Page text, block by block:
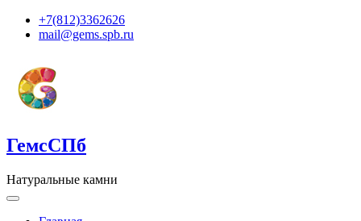
+7(812)3362626
mail@gems.spb.ru
ГемсСПб
Натуральные камни